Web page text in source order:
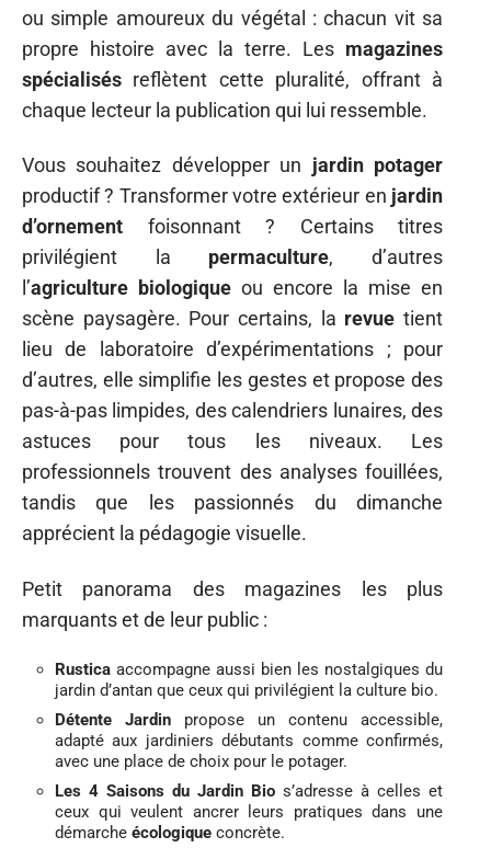
ou simple amoureux du végétal : chacun vit sa
propre histoire avec la terre. Les magazines
spécialisés reflètent cette pluralité, offrant à
chaque lecteur la publication qui lui ressemble.
Vous souhaitez développer un jardin potager
productif ? Transformer votre extérieur en jardin
d’ornement foisonnant ? Certains titres
privilégient la permaculture, d’autres
l’agriculture biologique ou encore la mise en
scène paysagère. Pour certains, la revue tient
lieu de laboratoire d’expérimentations ; pour
d’autres, elle simplifie les gestes et propose des
pas-à-pas limpides, des calendriers lunaires, des
astuces pour tous les niveaux. Les
professionnels trouvent des analyses fouillées,
tandis que les passionnés du dimanche
apprécient la pédagogie visuelle.
Petit panorama des magazines les plus
marquants et de leur public :
Rustica accompagne aussi bien les nostalgiques du
jardin d’antan que ceux qui privilégient la culture bio.
Détente Jardin propose un contenu accessible,
adapté aux jardiniers débutants comme confirmés,
avec une place de choix pour le potager.
Les 4 Saisons du Jardin Bio s’adresse à celles et
ceux qui veulent ancrer leurs pratiques dans une
démarche écologique concrète.